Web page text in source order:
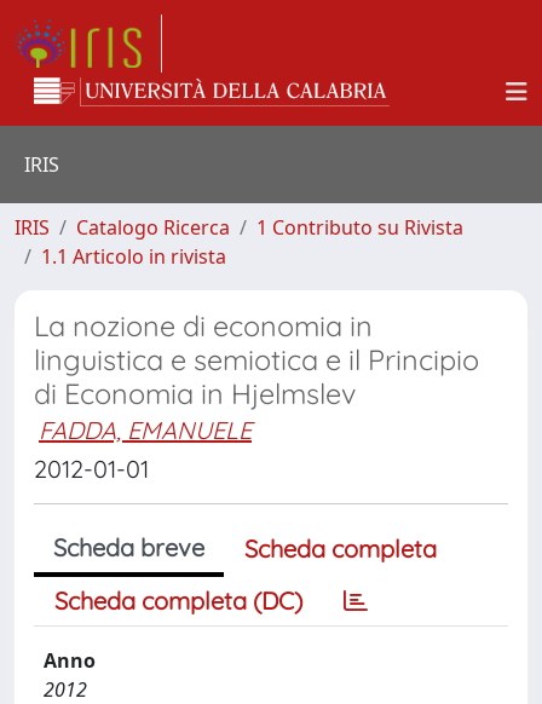
IRIS
IRIS Catalogo Ricerca
1 Contributo su Rivista
1.1 Articolo in rivista
La nozione di economia in
linguistica e semiotica e il Principio
di Economia in Hjelmslev
FADDA, EMANUELE
2012-01-01
Scheda breve
Scheda completa
Scheda completa (DC)
Anno
2012